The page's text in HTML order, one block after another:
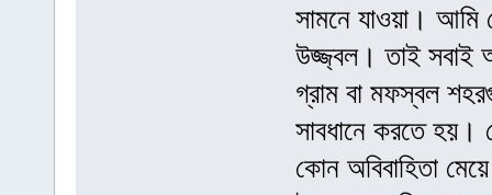
সামনে যাওয়া। আমি
উজ্জ্বল। তাই সবাই
গ্রাম বা মফস্বল
সাবধানে করতে হয়।
কোন অবিবাহিতা